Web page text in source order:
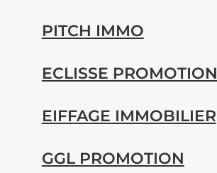
PITCH IMMO
ECLISSE PROMOTION
EIFFAGE IMMOBILIER
GGL PROMOTION